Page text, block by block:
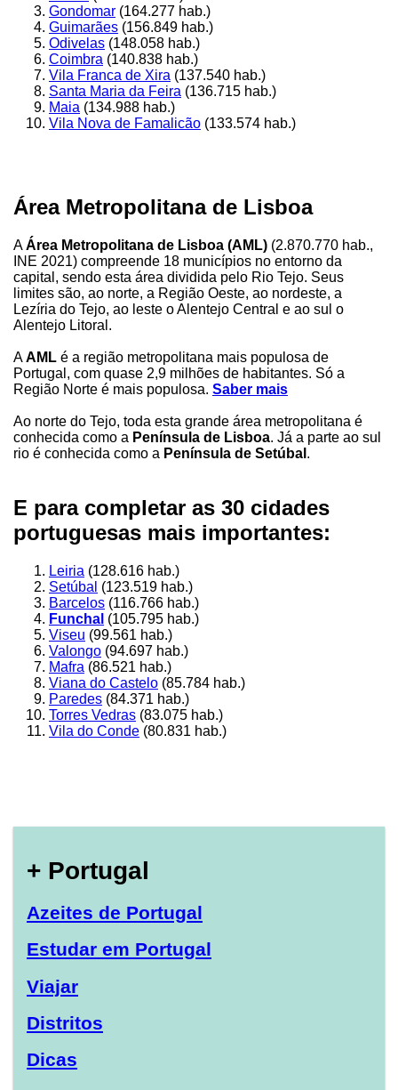
Gondomar (164.277 hab.)
Guimarães (156.849 hab.)
Odivelas (148.058 hab.)
Coimbra (140.838 hab.)
Vila Franca de Xira (137.540 hab.)
Santa Maria da Feira (136.715 hab.)
Maia (134.988 hab.)
Vila Nova de Famalicão (133.574 hab.)
Área Metropolitana de Lisboa
AÁrea Metropolitana de Lisboa (AML) (2.870.770 hab.,
INE 2021) compreende 18 municípios no entorno da
capital, sendo esta área dividida pelo Rio Tejo. Seus
limites são, ao norte, a Região Oeste, ao nordeste, a
Lezíria do Tejo, ao leste o Alentejo Central e ao sul o
Alentejo Litoral.
AAML é a região metropolitana mais populosa de
Portugal, com quase 2,9 milhões de habitantes. Só a
Região Norte é mais populosa. Saber mais
Ao norte do Tejo, toda esta grande área metropolitana é
conhecida como a Península de Lisboa. Já a parte ao sul
rio é conhecida como a Península de Setúbal .
E para completar as 30 cidades
portuguesas mais importantes:
Leiria (128.616 hab.)
Setúbal (123.519 hab.)
Barcelos (116.766 hab.)
Funchal (105.795 hab.)
Viseu (99.561 hab.)
Valongo (94.697 hab.)
Mafra (86.521 hab.)
Viana do Castelo (85.784 hab.)
Paredes (84.371 hab.)
Torres Vedras (83.075 hab.)
Vila do Conde (80.831 hab.)
+ Portugal
Azeites de Portugal
Estudar em Portugal
Viajar
Distritos
Dicas